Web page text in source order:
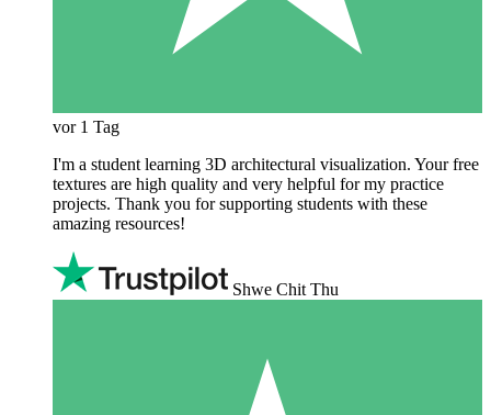
vor 1 Tag
I'm a student learning 3D architectural visualization. Your free
textures are high quality and very helpful for my practice
projects. Thank you for supporting students with these
amazing resources!
Shwe Chit Thu